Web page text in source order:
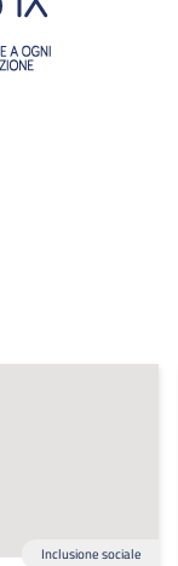
Inclusione sociale